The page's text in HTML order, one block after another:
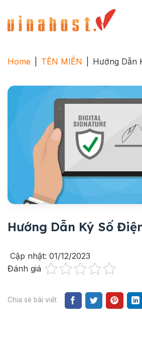
content
Home TÊN MIỀN Hướng Dẫn
Hướng Dẫn Ký Số
Cập nhật: 01/12/2023
Đánh giá
Chia sẻ bài viết